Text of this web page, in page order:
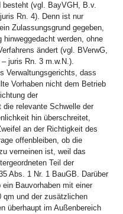
besteht (vgl. BayVGH, B.v.
Rn. 4). Denn ist nur
Zulassungsgrund gegeben,
hinweggedacht werden, ohne
ändert (vgl. BVerwG,
juris Rn. 3 m.w.N.).
Verwaltungsgerichts, dass
Vorhaben nicht dem Betrieb
der
relevante Schwelle der
hin überschreitet,
an der Richtigkeit des
offenbleiben, ob die
verneinen ist, weil das
Teil der
Abs. 1 Nr. 1 BauGB. Darüber
Bauvorhaben mit einer
qm und der zusätzlichen
überhaupt im Außenbereich